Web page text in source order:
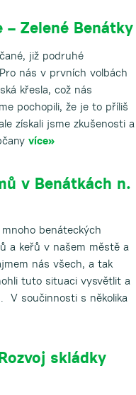
Zelené Benátky
již podruhé
nás v prvních volbách
křesla, což nás
pochopili, že je to příliš
získali jsme zkušenosti a
více»
v Benátkách n.
benáteckých
a keřů v našem městě a
nás všech, a tak
tuto situaci vysvětlit a
V součinnosti s několika
skládky